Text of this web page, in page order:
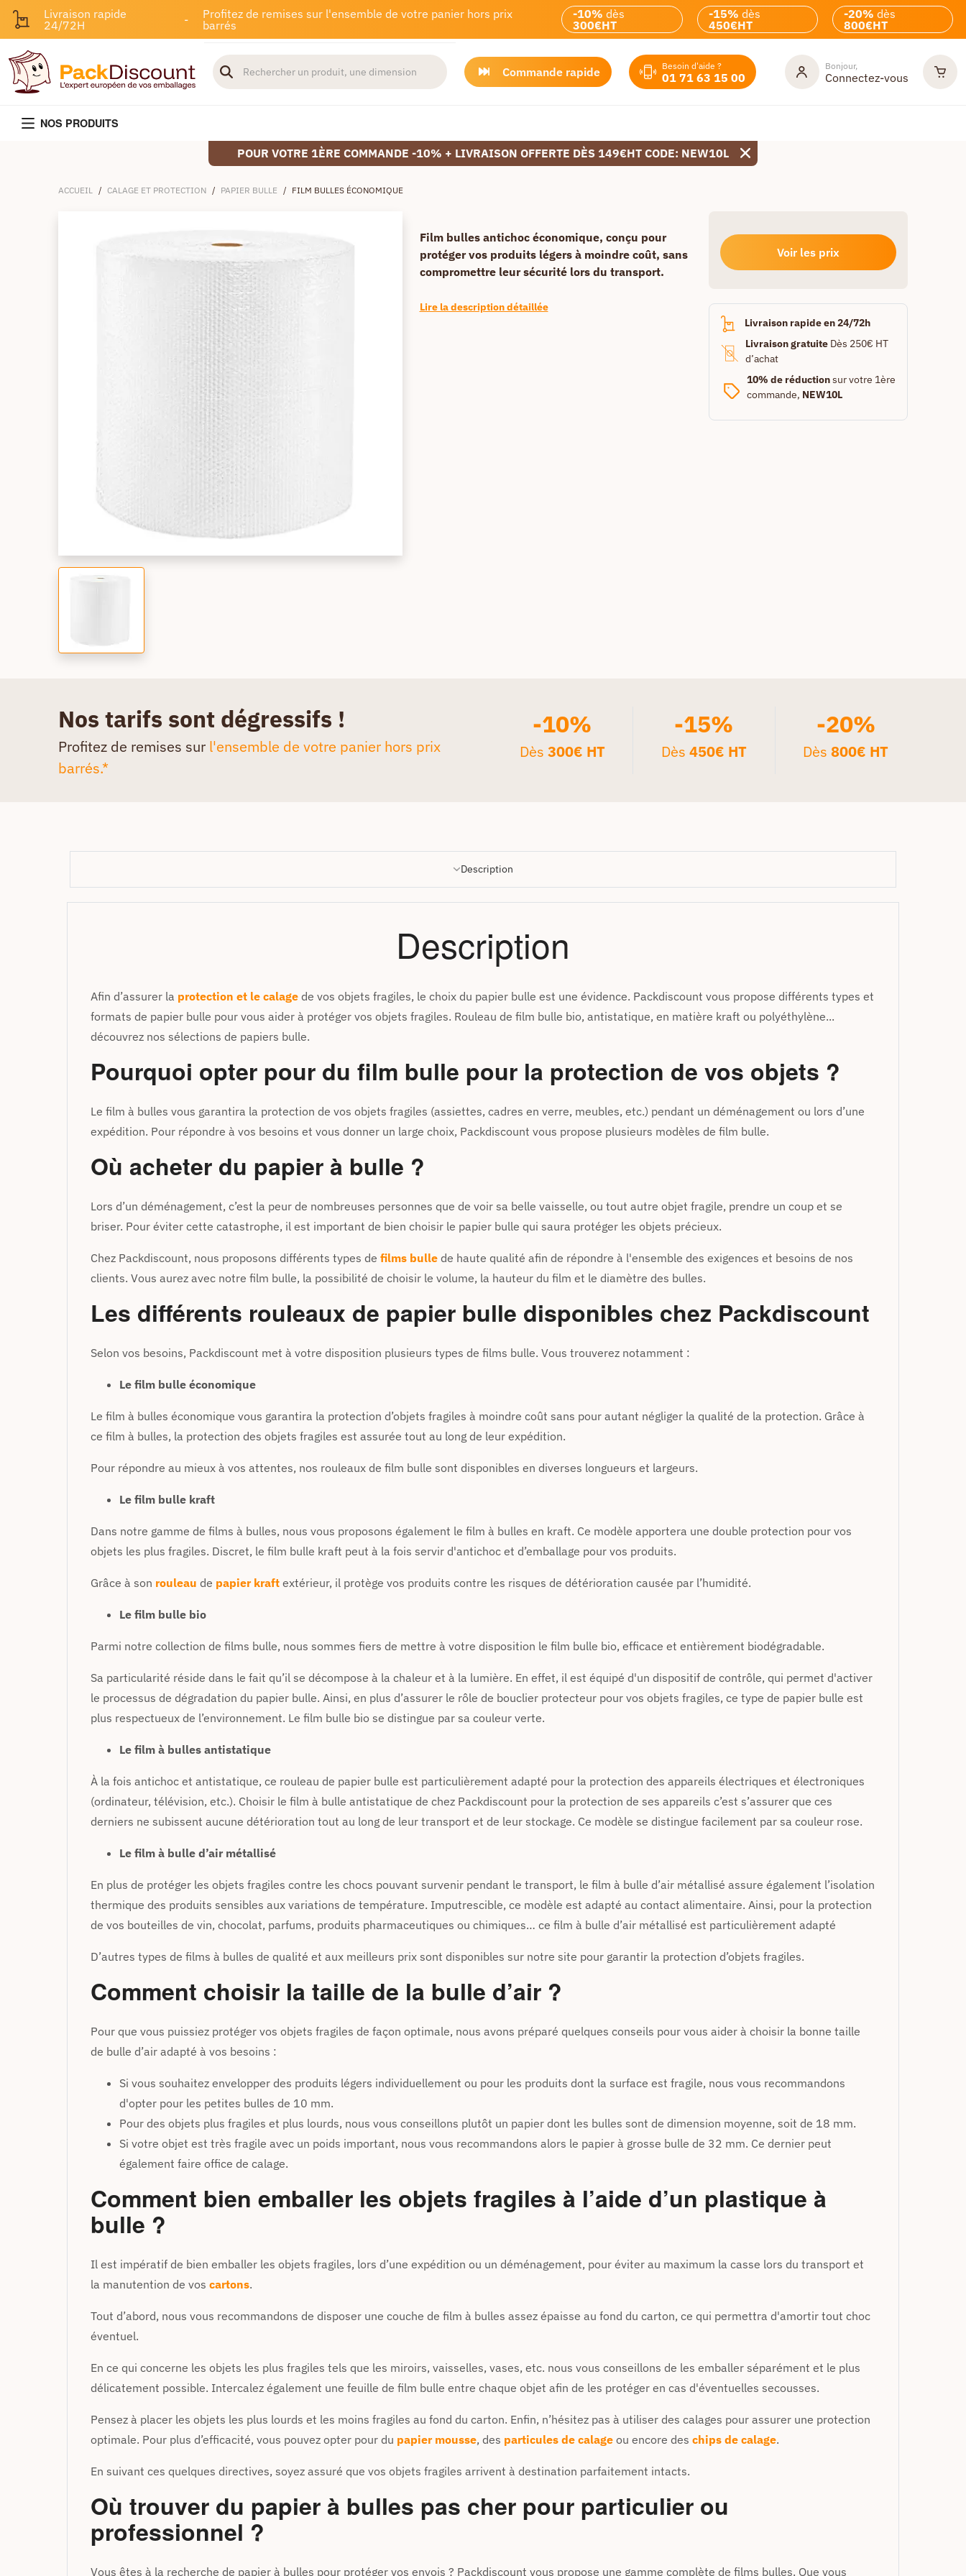
Livraison rapide
24/72H
-
Profitez de remises sur l'ensemble de votre panier hors prix
barrés
-10% dès
300€HT
-15% dès
450€HT
-20% dès
800€HT
Commande rapide Besoin d'aide ?
01 71 63 15 00
Bonjour,
Connectez-vous
NOS PRODUITS
POUR VOTRE 1ÈRE COMMANDE -10% + LIVRAISON OFFERTE DÈS 149€HT CODE: NEW10L
ACCUEIL / CALAGE ET PROTECTION / PAPIER BULLE / FILM BULLES ÉCONOMIQUE
Film bulles antichoc économique, conçu pour
protéger vos produits légers à moindre coût, sans
compromettre leur sécurité lors du transport.
Lire la description détaillée
Voir les prix
Livraison rapide en 24/72h
Livraison gratuiteDès 250€ HT
d’achat
10% de réductionsur votre 1ère
commande, NEW10L
Nos tarifs sont dégressifs !
Profitez de remises sur l'ensemble de votre panier hors prix
barrés.*
-10%
Dès 300€ HT
-15%
Dès 450€ HT
-20%
Dès800€ HT
Description
Description
Afin d’assurer la protection et le calage de vos objets fragiles, le choix du papier bulle est une évidence. Packdiscount vous propose différents types et
formats de papier bulle pour vous aider à protéger vos objets fragiles. Rouleau de film bulle bio, antistatique, en matière kraft ou polyéthylène...
découvrez nos sélections de papiers bulle.
Pourquoi opter pour du film bulle pour la protection de vos objets ?
Le film à bulles vous garantira la protection de vos objets fragiles (assiettes, cadres en verre, meubles, etc.) pendant un déménagement ou lors d’une
expédition. Pour répondre à vos besoins et vous donner un large choix, Packdiscount vous propose plusieurs modèles de film bulle.
Où acheter du papier à bulle ?
Lors d’un déménagement, c’est la peur de nombreuses personnes que de voir sa belle vaisselle, ou tout autre objet fragile, prendre un coup et se
briser. Pour éviter cette catastrophe, il est important de bien choisir le papier bulle qui saura protéger les objets précieux.
Chez Packdiscount, nous proposons différents types de films bulle de haute qualité afin de répondre à l'ensemble des exigences et besoins de nos
clients. Vous aurez avec notre film bulle, la possibilité de choisir le volume, la hauteur du film et le diamètre des bulles.
Les différents rouleaux de papier bulle disponibles chez Packdiscount
Selon vos besoins, Packdiscount met à votre disposition plusieurs types de films bulle. Vous trouverez notamment :
Le film bulle économique
Le film à bulles économique vous garantira la protection d’objets fragiles à moindre coût sans pour autant négliger la qualité de la protection. Grâce à
ce film à bulles, la protection des objets fragiles est assurée tout au long de leur expédition.
Pour répondre au mieux à vos attentes, nos rouleaux de film bulle sont disponibles en diverses longueurs et largeurs.
Le film bulle kraft
Dans notre gamme de films à bulles, nous vous proposons également le film à bulles en kraft. Ce modèle apportera une double protection pour vos
objets les plus fragiles. Discret, le film bulle kraft peut à la fois servir d'antichoc et d’emballage pour vos produits.
Grâce à son rouleau de papier kraft extérieur, il protège vos produits contre les risques de détérioration causée par l’humidité.
Le film bulle bio
Parmi notre collection de films bulle, nous sommes fiers de mettre à votre disposition le film bulle bio, efficace et entièrement biodégradable.
Sa particularité réside dans le fait qu’il se décompose à la chaleur et à la lumière. En effet, il est équipé d'un dispositif de contrôle, qui permet d'activer
le processus de dégradation du papier bulle. Ainsi, en plus d’assurer le rôle de bouclier protecteur pour vos objets fragiles, ce type de papier bulle est
plus respectueux de l’environnement. Le film bulle bio se distingue par sa couleur verte.
Le film à bulles antistatique
À la fois antichoc et antistatique, ce rouleau de papier bulle est particulièrement adapté pour la protection des appareils électriques et électroniques
(ordinateur, télévision, etc.). Choisir le film à bulle antistatique de chez Packdiscount pour la protection de ses appareils c’est s’assurer que ces
derniers ne subissent aucune détérioration tout au long de leur transport et de leur stockage. Ce modèle se distingue facilement par sa couleur rose.
Le film à bulle d’air métallisé
En plus de protéger les objets fragiles contre les chocs pouvant survenir pendant le transport, le film à bulle d’air métallisé assure également l’isolation
thermique des produits sensibles aux variations de température. Imputrescible, ce modèle est adapté au contact alimentaire. Ainsi, pour la protection
de vos bouteilles de vin, chocolat, parfums, produits pharmaceutiques ou chimiques… ce film à bulle d’air métallisé est particulièrement adapté
D’autres types de films à bulles de qualité et aux meilleurs prix sont disponibles sur notre site pour garantir la protection d’objets fragiles.
Comment choisir la taille de la bulle d’air ?
Pour que vous puissiez protéger vos objets fragiles de façon optimale, nous avons préparé quelques conseils pour vous aider à choisir la bonne taille
de bulle d’air adapté à vos besoins :
Si vous souhaitez envelopper des produits légers individuellement ou pour les produits dont la surface est fragile, nous vous recommandons
d'opter pour les petites bulles de 10 mm.
Pour des objets plus fragiles et plus lourds, nous vous conseillons plutôt un papier dont les bulles sont de dimension moyenne, soit de 18 mm.
Si votre objet est très fragile avec un poids important, nous vous recommandons alors le papier à grosse bulle de 32 mm. Ce dernier peut
également faire office de calage.
Comment bien emballer les objets fragiles à l’aide d’un plastique à
bulle ?
Il est impératif de bien emballer les objets fragiles, lors d’une expédition ou un déménagement, pour éviter au maximum la casse lors du transport et
la manutention de vos cartons.
Tout d’abord, nous vous recommandons de disposer une couche de film à bulles assez épaisse au fond du carton, ce qui permettra d'amortir tout choc
éventuel.
En ce qui concerne les objets les plus fragiles tels que les miroirs, vaisselles, vases, etc. nous vous conseillons de les emballer séparément et le plus
délicatement possible. Intercalez également une feuille de film bulle entre chaque objet afin de les protéger en cas d'éventuelles secousses.
Pensez à placer les objets les plus lourds et les moins fragiles au fond du carton. Enfin, n’hésitez pas à utiliser des calages pour assurer une protection
optimale. Pour plus d’efficacité, vous pouvez opter pour du papier mousse, des particules de calage ou encore des chips de calage.
En suivant ces quelques directives, soyez assuré que vos objets fragiles arrivent à destination parfaitement intacts.
Où trouver du papier à bulles pas cher pour particulier ou
professionnel ?
Vous êtes à la recherche de papier à bulles pour protéger vos envois ? Packdiscount vous propose une gamme complète de films bulles. Que vous